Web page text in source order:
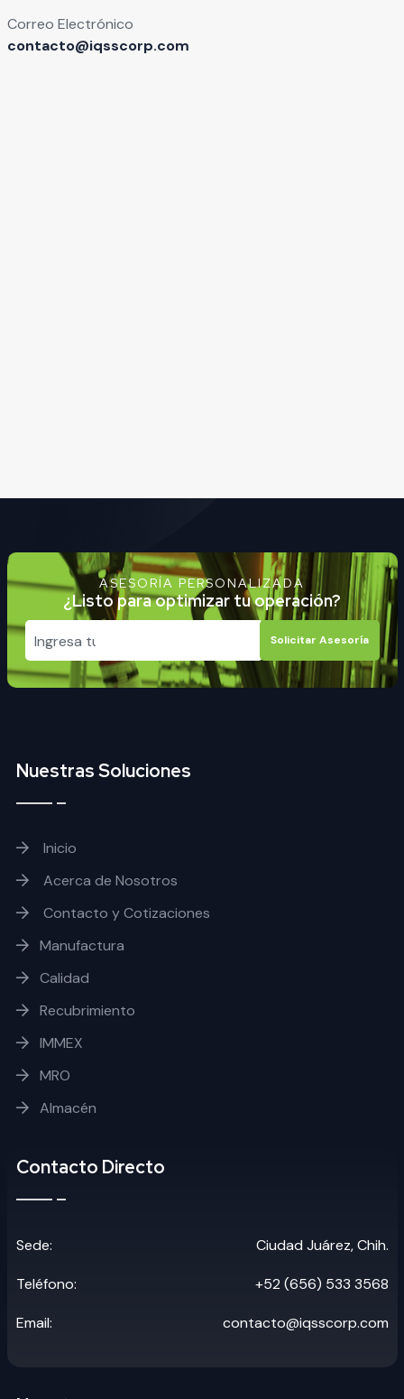
Correo Electrónico
contacto@iqsscorp.com
ASESORÍA PERSONALIZADA
¿Listo para optimizar tu operación?
Solicitar Asesoría
Nuestras Soluciones
Inicio
Acerca de Nosotros
Contacto y Cotizaciones
Manufactura
Calidad
Recubrimiento
IMMEX
MRO
Almacén
Contacto Directo
Sede: Ciudad Juárez, Chih.
Teléfono: +52 (656) 533 3568
Email: contacto@iqsscorp.com